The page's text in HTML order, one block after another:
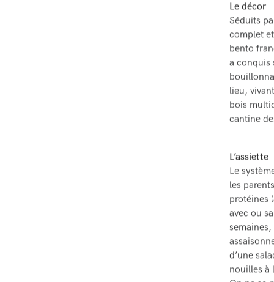
Le décor
Séduits
complet
bento
a conquis
lieu,
bois
cantine
L’assiette
Le
les
protéines
avec ou
d’une
nouilles à